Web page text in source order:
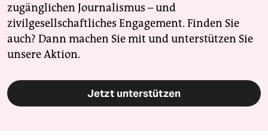
zugänglichen Journalismus – und
zivilgesellschaftliches Engagement. Finden Sie
auch? Dann machen Sie mit und unterstützen Sie
unsere Aktion.
Jetzt unterstützen